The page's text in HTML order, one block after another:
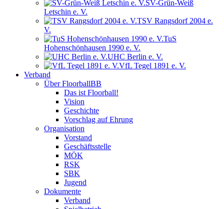
SV-Grün-Weiß
Letschin e. V.
TSV Rangsdorf 2004 e.
V.
TuS
Hohenschönhausen 1990 e. V.
UHC Berlin e. V.
VfL Tegel 1891 e. V.
Verband
Über FloorballBB
Das ist Floorball!
Vision
Geschichte
Vorschlag auf Ehrung
Organisation
Vorstand
Geschäftsstelle
MÖK
RSK
SBK
Jugend
Dokumente
Verband